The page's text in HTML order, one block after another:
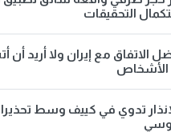
التحقيقات
الاتفاق مع إيران ولا أريد
الأشخاص
تدوي في كييف وسط